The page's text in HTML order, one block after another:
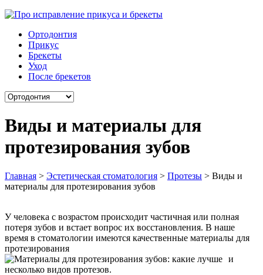
Ортодонтия
Прикус
Брекеты
Уход
После брекетов
Виды и материалы для
протезирования зубов
Главная > Эстетическая стоматология > Протезы > Виды и
материалы для протезирования зубов
У человека с возрастом происходит частичная или полная
потеря зубов и встает вопрос их восстановления. В наше
время в стоматологии имеются качественные материалы для
протезирования
и
несколько видов протезов.